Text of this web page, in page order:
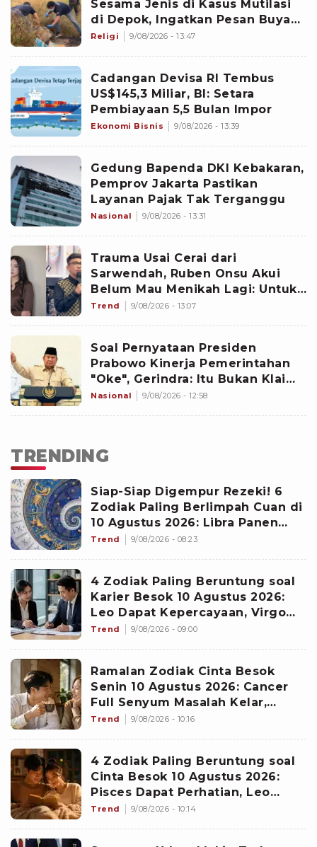
Sesama Jenis di Kasus Mutilasi
di Depok, Ingatkan Pesan Buya
Yahya soal Taubat
Religi 9/08/2026 - 13:47
Cadangan Devisa RI Tembus
US$145,3 Miliar, BI: Setara
Pembiayaan 5,5 Bulan Impor
Ekonomi Bisnis 9/08/2026 - 13:39
Gedung Bapenda DKI Kebakaran,
Pemprov Jakarta Pastikan
Layanan Pajak Tak Terganggu
Nasional 9/08/2026 - 13:31
Trauma Usai Cerai dari
Sarwendah, Ruben Onsu Akui
Belum Mau Menikah Lagi: Untuk
Hati Belum
Trend 9/08/2026 - 13:07
Soal Pernyataan Presiden
Prabowo Kinerja Pemerintahan
"Oke", Gerindra: Itu Bukan Klaim
Sepihak!
Nasional 9/08/2026 - 12:58
TRENDING
Siap-Siap Digempur Rezeki! 6
Zodiak Paling Berlimpah Cuan di
10 Agustus 2026: Libra Panen
Proyek Emas
Trend 9/08/2026 - 08:23
4 Zodiak Paling Beruntung soal
Karier Besok 10 Agustus 2026:
Leo Dapat Kepercayaan, Virgo
Makin Diperhitungkan
Trend 9/08/2026 - 09:00
Ramalan Zodiak Cinta Besok
Senin 10 Agustus 2026: Cancer
Full Senyum Masalah Kelar,
Scorpio Awas Terprovokasi
Trend 9/08/2026 - 10:16
4 Zodiak Paling Beruntung soal
Cinta Besok 10 Agustus 2026:
Pisces Dapat Perhatian, Leo
Makin Dekat dengan Si Dia
Trend 9/08/2026 - 10:14